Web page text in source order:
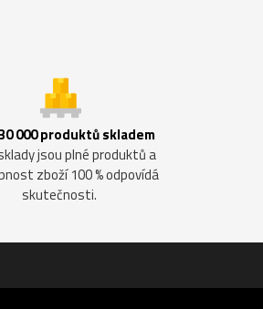
000 produktů skladem
jsou plné produktů a
zboží 100 % odpovídá
skutečnosti.